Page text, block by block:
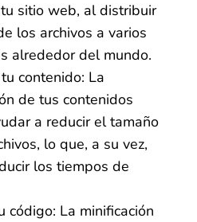
sitio web, al distribuir
los archivos a varios
alrededor del mundo.
contenido: La
de tus contenidos
a reducir el tamaño
lo que, a su vez,
los tiempos de
código: La minificación